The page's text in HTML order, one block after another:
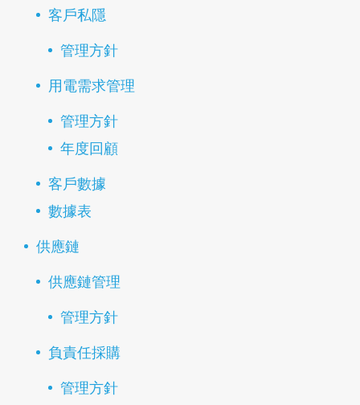
客戶私隱
管理方針
用電需求管理
管理方針
年度回顧
客戶數據
數據表
供應鏈
供應鏈管理
管理方針
負責任採購
管理方針